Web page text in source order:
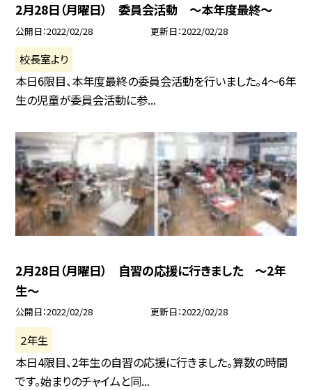
2月28日（月曜日） 委員会活動 〜本年度最終〜
公開日 2022/02/28 更新日 2022/02/28
校長室より
本日6限目、本年度最終の委員会活動を行いました。4〜6年
生の児童が委員会活動に参...
2月28日（月曜日） 自習の応援に行きました 〜2年
生〜
公開日 2022/02/28 更新日 2022/02/28
２年生
本日4限目、2年生の自習の応援に行きました。算数の時間
です。始まりのチャイムと同...